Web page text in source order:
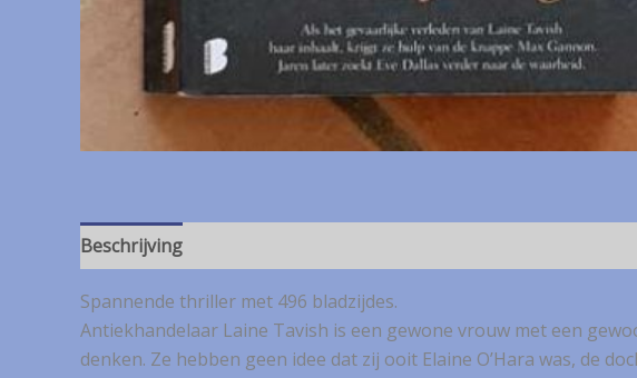
Beschrijving
Spannende thriller met 496 bladzijdes.
Antiekhandelaar Laine Tavish is een gewone vrouw met een
denken. Ze hebben geen idee dat zij ooit Elaine O’Hara was, de